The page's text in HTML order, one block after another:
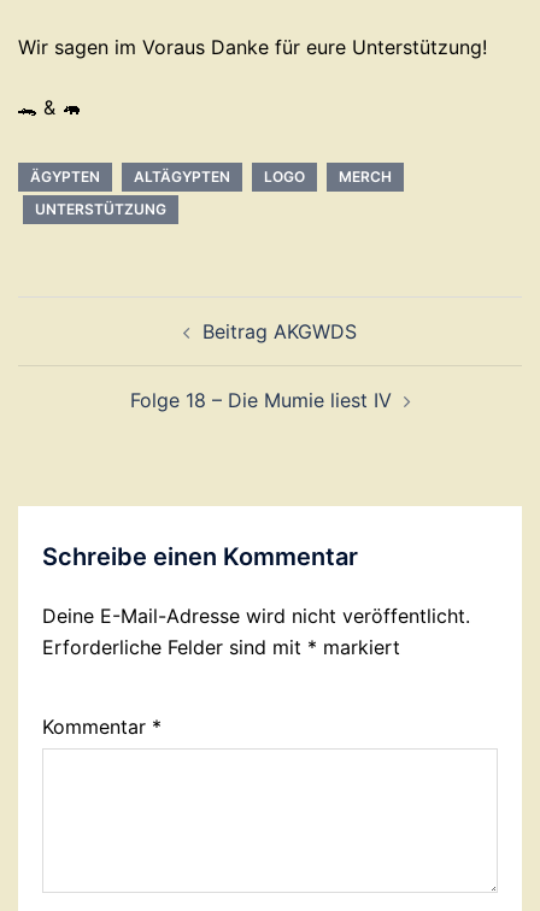
Wir sagen im Voraus Danke für eure Unterstützung!
🐊 & 🦛
ÄGYPTEN ALTÄGYPTEN LOGO
MERCH
UNTERSTÜTZUNG
Beitrag AKGWDS
Folge 18 – Die Mumie liest IV
Schreibe einen Kommentar
Deine E-Mail-Adresse wird nicht veröffentlicht.
Erforderliche Felder sind mit * markiert
Kommentar *